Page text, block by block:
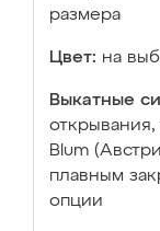
размера
Цвет: на
Выкатные
открывания,
Blum
плавным
опции